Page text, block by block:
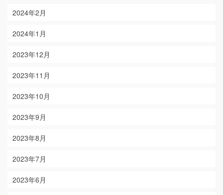
2024年2月
2024年1月
2023年12月
2023年11月
2023年10月
2023年9月
2023年8月
2023年7月
2023年6月